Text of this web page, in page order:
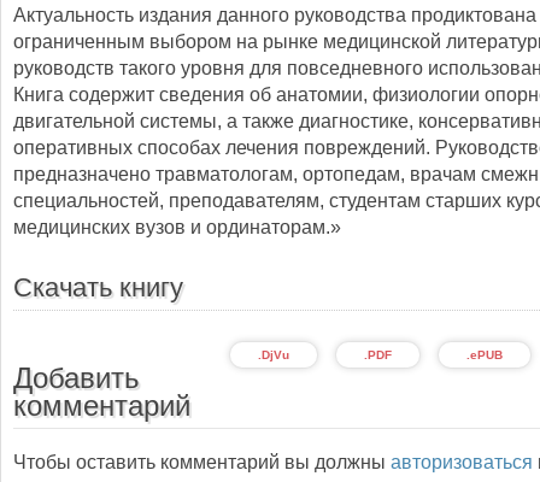
Актуальность издания данного руководства продиктована
ограниченным выбором на рынке медицинской
руководств такого уровня для повседневного
Книга содержит сведения об анатомии, физиологии
двигательной системы, а также диагностике,
оперативных способах лечения повреждений.
предназначено травматологам, ортопедам, врачам
специальностей, преподавателям, студентам старших
медицинских вузов и ординаторам.»
Скачать книгу
.ePUB
.PDF
.DjVu
Добавить
комментарий
Чтобы оставить комментарий вы должны авторизоваться